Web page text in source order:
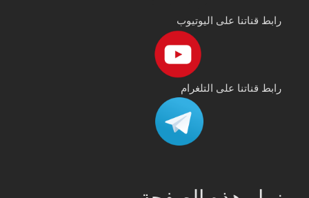
رابط قناتنا على اليوتيوب
رابط قناتنا على التلغرام